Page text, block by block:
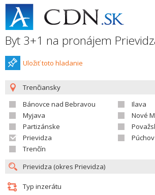
Byt 3+1 na pronájem
Uložiť toto hladanie
Trenčiansky
Bánovce nad Bebravou
Ilava
Myjava
Nové
Partizánske
Prievidza
Púchov
Trenčín
Typ inzerátu